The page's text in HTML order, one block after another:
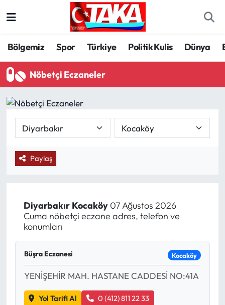
Bölgemiz Spor Türkiye Politik Kulis Dünya
Nöbetçi Eczaneler
Paylaş
Diyarbakır Kocaköy07 Ağustos 2026
Cuma nöbetçi eczane adres, telefon ve
konumları
Büşra Eczanesi Kocaköy
YENİŞEHİR MAH. HASTANE CADDESİ NO:41A
Yol Tarifi Al 0 (412) 811 22 33
Spor
Türkiye
Politika
Politik Kulis
Magazin
Mektup Galeri
Röportaj
Manşet
Trabzon Hava Durumu
Trabzon Trafik Yoğunluk Haritası
Tüm Manşetler
Son Dakika Haberleri